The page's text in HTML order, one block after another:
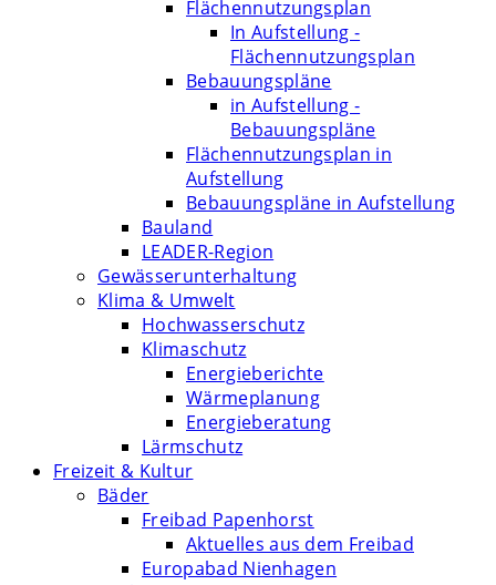
Flächennutzungsplan
In Aufstellung -
Flächennutzungsplan
Bebauungspläne
in Aufstellung -
Bebauungspläne
Flächennutzungsplan in
Aufstellung
Bebauungspläne in Aufstellung
Bauland
LEADER-Region
Gewässerunterhaltung
Klima & Umwelt
Hochwasserschutz
Klimaschutz
Energieberichte
Wärmeplanung
Energieberatung
Lärmschutz
Freizeit & Kultur
Bäder
Freibad Papenhorst
Aktuelles aus dem Freibad
Europabad Nienhagen